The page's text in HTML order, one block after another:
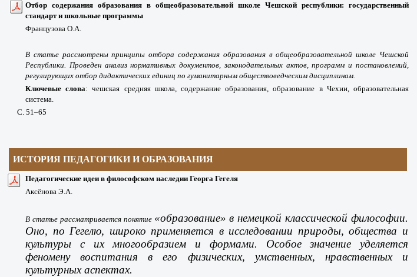
Отбор содержания образования в общеобразовательной школе Чешской республики: государственный
стандарт и школьные программы
Французова О.А.
В статье рассмотрены принципы отбора содержания образования в общеобразовательной школе Чешской
Республики. Проведен анализ нормативных документов, законодательных актов, программ и постановлений,
регулирующих отбор дидактических единиц по гуманитарным обществоведческим дисциплинам.
Ключевые слова: чешская средняя школа, содержание образования, образование в Чехии, образовательная
система.
С. 51–65
ИСТОРИЯ ПЕДАГОГИКИ И ОБРАЗОВАНИЯ
Педагогические идеи в философском наследии Георга Гегеля
Аксёнова Э.А.
В статье рассматривается понятие «образование» в немецкой классической философии.
Оно, по Гегелю, широко применяется в исследовании природы, общества и
культуры с их многообразием и формами. Особое значение уделяется
феномену воспитания в его физических, умственных, нравственных и
культурных аспектах.